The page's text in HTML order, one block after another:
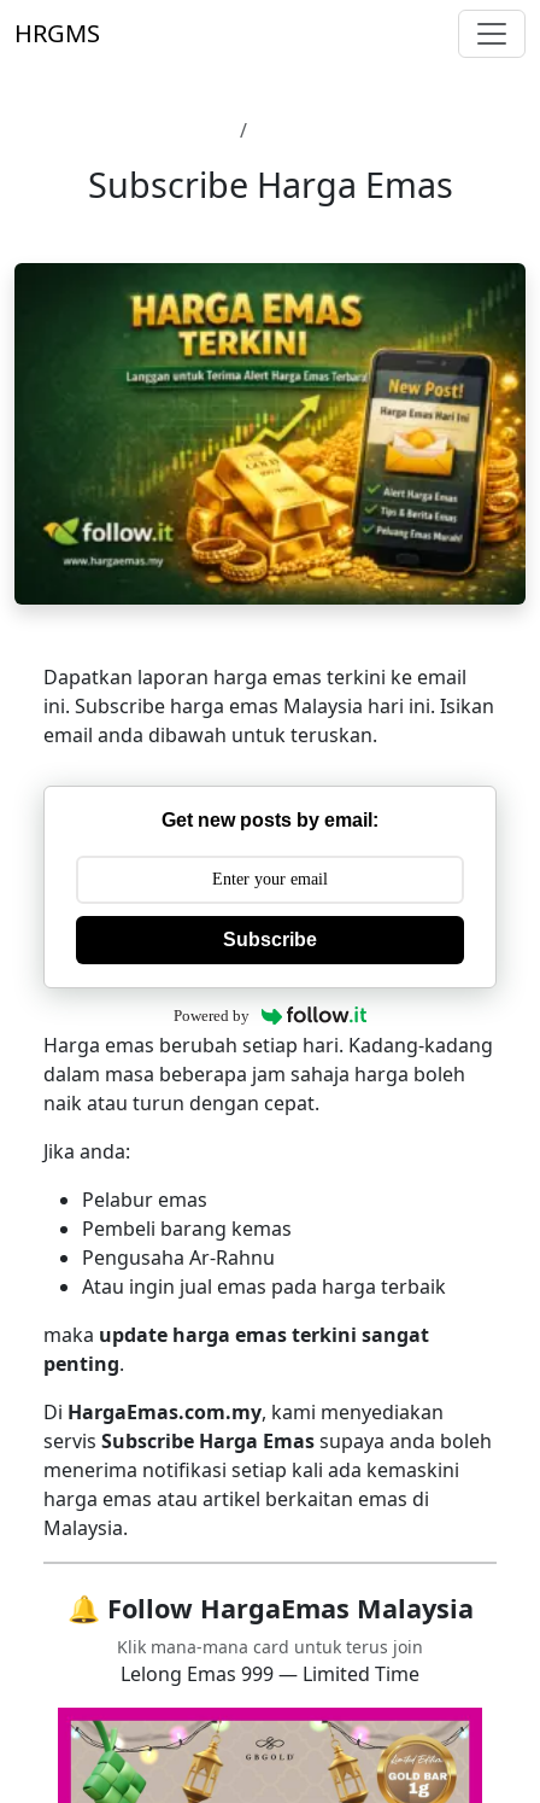
HRGMS
Subscribe Harga Emas
Dapatkan laporan harga emas terkini ke email
ini. Subscribe harga emas Malaysia hari ini. Isikan
email anda dibawah untuk teruskan.
Get new posts by email:
Subscribe
Powered by
Harga emas berubah setiap hari. Kadang-kadang
dalam masa beberapa jam sahaja harga boleh
naik atau turun dengan cepat.
Jika anda:
Pelabur emas
Pembeli barang kemas
Pengusaha Ar-Rahnu
Atau ingin jual emas pada harga terbaik
maka update harga emas terkini sangat
penting.
Di HargaEmas.com.my, kami menyediakan
servis Subscribe Harga Emassupaya anda boleh
menerima notifikasi setiap kali ada kemaskini
harga emas atau artikel berkaitan emas di
Malaysia.
🔔 Follow HargaEmas Malaysia
Klik mana-mana card untuk terus join
Lelong Emas 999 — Limited Time